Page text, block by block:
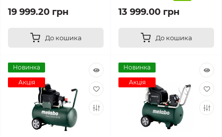
19 999.20 грн
До кошика
13 999.00 грн
До кошика
Новинка
Акція
Новинка
Акція